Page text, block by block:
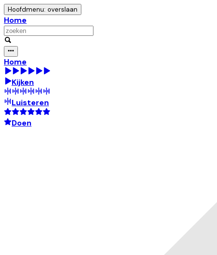
Hoofdmenu: overslaan
Home
Home
Kijken
Luisteren
Doen